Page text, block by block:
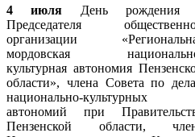
4 июля День рождения
Председателя
организации
мордовская
культурная автономия
области», члена Совета по
национально-культурных
автономий при
Пензенской области,